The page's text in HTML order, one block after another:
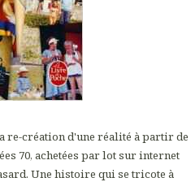
re-création d'une réalité à partir de
70, achetées par lot sur internet
Une histoire qui se tricote à